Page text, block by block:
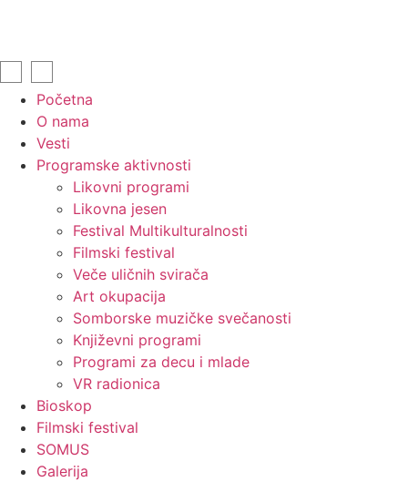
Početna
O nama
Vesti
Programske aktivnosti
Likovni programi
Likovna jesen
Festival Multikulturalnosti
Filmski festival
Veče uličnih svirača
Art okupacija
Somborske muzičke svečanosti
Književni programi
Programi za decu i mlade
VR radionica
Bioskop
Filmski festival
SOMUS
Galerija